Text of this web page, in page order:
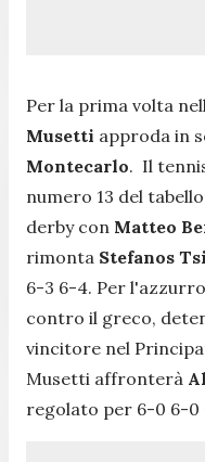
Per la prima volta
Musetti approda in
Montecarlo. Il
numero 13 del
derby con Matteo
rimonta Stefanos
6-3 6-4. Per
contro il greco,
vincitore nel
Musetti affronterà
regolato per 6-0 6-0